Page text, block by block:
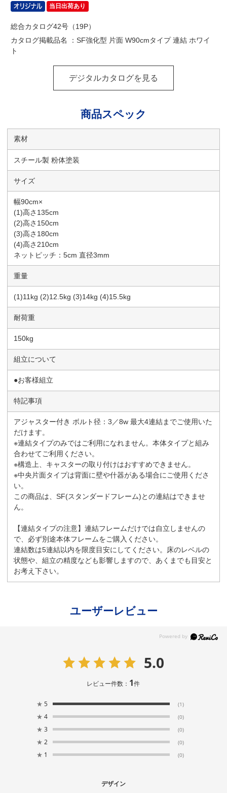
当日出荷あり
総合カタログ42号（19P）
カタログ掲載品名 ：SF強化型 片面 W90cmタイプ 連結 ホワイ
ト
デジタルカタログを見る
商品スペック
素材
スチール製 粉体塗装
サイズ
幅90cm×
(1)高さ135cm
(2)高さ150cm
(3)高さ180cm
(4)高さ210cm
ネットピッチ：5cm 直径3mm
重量
(1)11kg (2)12.5kg (3)14kg (4)15.5kg
耐荷重
150kg
組立について
●お客様組立
特記事項
アジャスター付き ボルト径：3／8w 最大4連結までご使用いた
だけます。
※連結タイプのみではご利用になれません。本体タイプと組み
合わせてご利用ください。
※構造上、キャスターの取り付けはおすすめできません。
※中央片面タイプは背面に壁や什器がある場合にご使用くださ
い。
この商品は、SF(スタンダードフレーム)との連結はできませ
ん。
【連結タイプの注意】連結フレームだけでは自立しませんの
で、必ず別途本体フレームをご購入ください。
連結数は5連結以内を限度目安にしてください。床のレベルの
状態や、組立の精度なども影響しますので、あくまでも目安と
お考え下さい。
ユーザーレビュー
5.0
レビュー件数： 1件
★ 5 (1)
★ 4 (0)
★ 3 (0)
★ 2 (0)
★ 1 (0)
デザイン